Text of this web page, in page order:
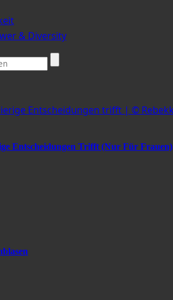
& Diversity
Entscheidungen Trifft (nur Für Frauen)